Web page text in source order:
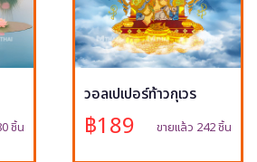
ชิ้น
วอลเปเปอร์ท้าวกุเวร
฿189 ขายแล้ว 242 ชิ้น